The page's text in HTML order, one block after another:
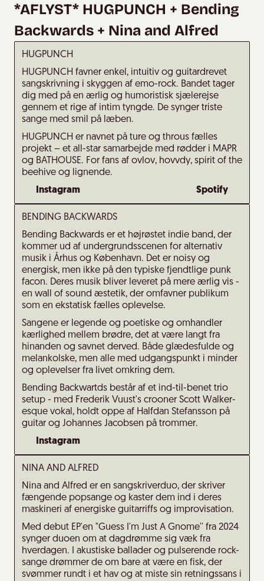
*AFLYST* HUGPUNCH + Bending
Backwards + Nina and Alfred
HUGPUNCH
HUGPUNCH favner enkel, intuitiv og guitardrevet
sangskrivning i skyggen af emo-rock. Bandet tager
dig med på en ærlig og humoristisk sjælerejse
gennem et rige af intim tyngde. De synger triste
sange med smil på læben.
HUGPUNCH er navnet på ture og throus fælles
projekt – et all-star samarbejde med rødder i MAPR
og BATHOUSE. For fans af ovlov, hovvdy, spirit of the
beehive og lignende.
Instagram
Spotify
BENDING BACKWARDS
Bending Backwards er et højrøstet indie band, der
kommer ud af undergrundsscenen for alternativ
musik i Århus og København. Det er noisy og
energisk, men ikke på den typiske fjendtlige punk
facon. Deres musik bliver leveret på mere ærlig vis -
en wall of sound æstetik, der omfavner publikum
som en ekstatisk fælles oplevelse.
Sangene er legende og poetiske og omhandler
kærlighed mellem brødre, det at være langt fra
hinanden og savnet derved. Både glædesfulde og
melankolske, men alle med udgangspunkt i minder
og oplevelser fra livet omkring dem.
Bending Backwartds består af et ind-til-benet trio
setup - med Frederik Vuust's crooner Scott Walker-
esque vokal, holdt oppe af Halfdan Stefansson på
guitar og Johannes Jacobsen på trommer.
Instagram
NINA AND ALFRED
Nina and Alfred er en sangskriverduo, der skriver
fængende popsange og kaster dem ind i deres
maskineri af energiske guitarriffs og improvisation.
Med debut EP'en "Guess I'm Just A Gnome'' fra 2024
synger duoen om at dagdrømme sig væk fra
hverdagen. I akustiske ballader og pulserende rock-
sange drømmer de om bare at være en fisk, der
svømmer rundt i et hav og at miste sin retningssans i